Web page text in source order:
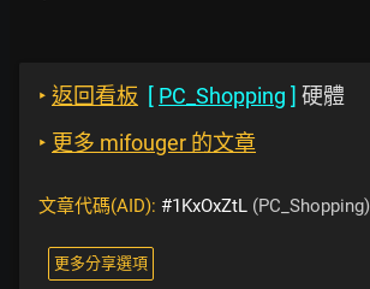
‣ 返回看板 [ PC_Shopping ] 硬體
‣ 更多 mifouger 的文章
文章代碼(AID): #1KxOxZtL (PC_Shopping)
更多分享選項